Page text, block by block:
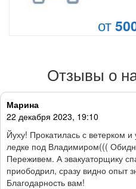
от
Отзывы о
Марина
22 декабря 2023, 19:10
Йуху! Прокатилась с ветерком
ледке под Владимиром(((
Переживем. А эвакуаторщику
приободрил, сразу видно опыт
Благодарность вам!